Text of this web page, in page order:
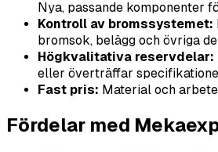
Nya, passande komponenter
Kontroll av bromssystemet:
bromsok, belägg och övriga
Högkvalitativa reservdelar:
eller överträffar
Fast pris: Material och
Fördelar med